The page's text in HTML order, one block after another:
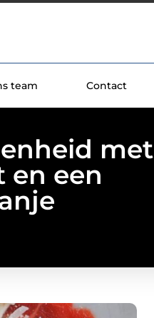
team Contact
met
en een